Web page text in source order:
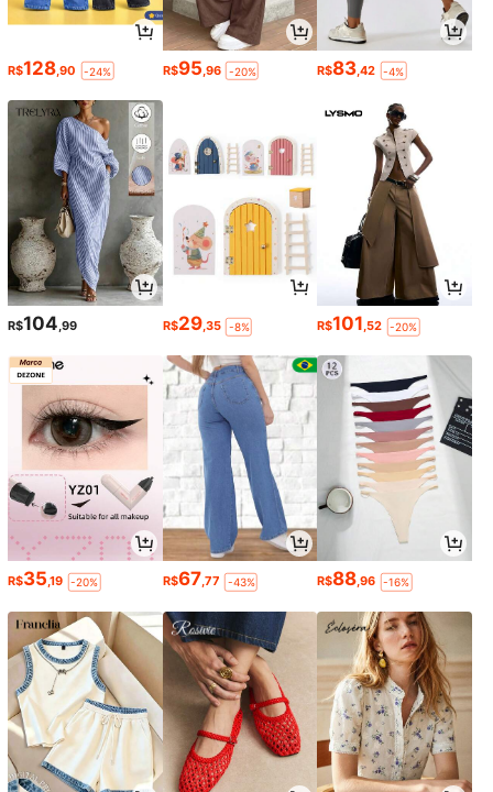
R$128,90 -24% R$95,96 -20% R$83,42 -4%
R$104,99 R$29,35 -8% R$101,52 -20%
R$35,19 -20% R$67,77 -43% R$88,96 -16%